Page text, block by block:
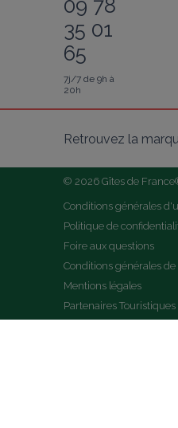
09 78
35 01
65
7j/7 de 9h à
20h
Retrouvez la
© 2026 Gîtes de
Conditions générales
Politique de
Foire aux questions
Conditions générales
Mentions légales
Partenaires Touristiques